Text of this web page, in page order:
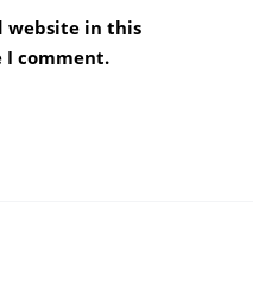
website in this
comment.